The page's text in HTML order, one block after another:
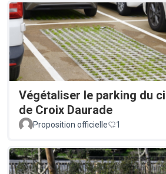
Végétaliser le parking du
de Croix Daurade
Proposition officielle 1